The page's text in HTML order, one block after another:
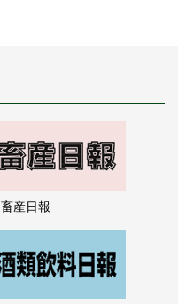
畜産日報